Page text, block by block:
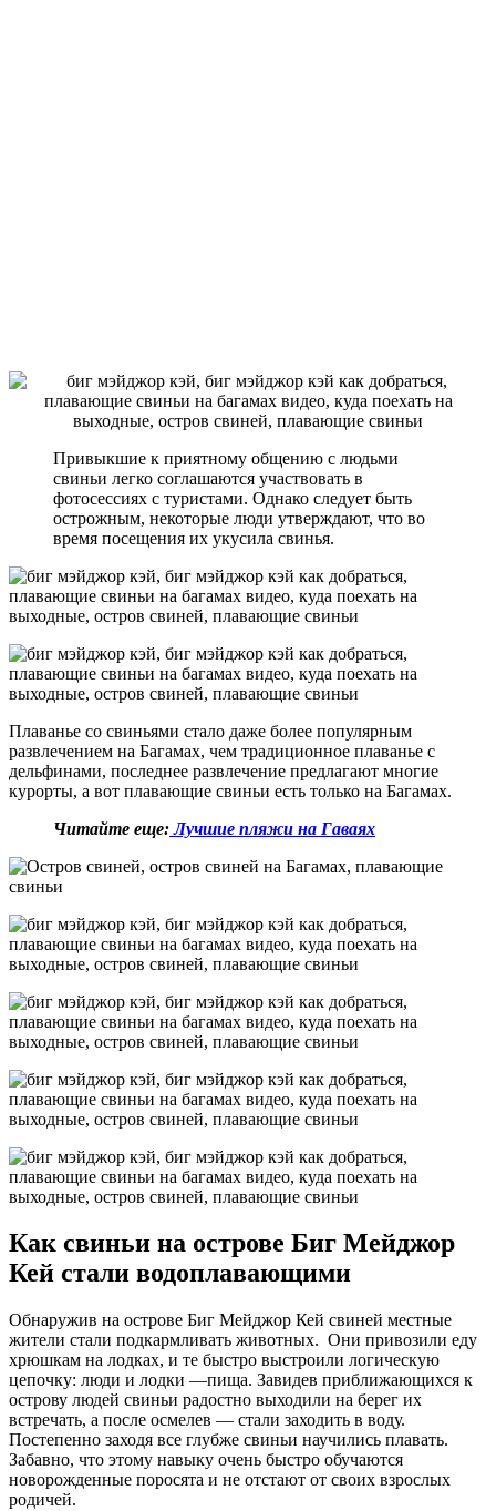
Привыкшие к приятному общению с людьми
свиньи легко соглашаются участвовать в
фотосессиях с туристами. Однако следует быть
острожным, некоторые люди утверждают, что во
время посещения их укусила свинья.
Плаванье со свиньями стало даже более популярным
развлечением на Багамах, чем традиционное плаванье с
дельфинами, последнее развлечение предлагают многие
курорты, а вот плавающие свиньи есть только на Багамах.
Читайте еще:Лучшие пляжи на Гаваях
Как свиньи на острове Биг Мейджор
Кей стали водоплавающими
Обнаружив на острове Биг Мейджор Кей свиней местные
жители стали подкармливать животных. Они привозили еду
хрюшкам на лодках, и те быстро выстроили логическую
цепочку: люди и лодки —пища. Завидев приближающихся к
острову людей свиньи радостно выходили на берег их
встречать, а после осмелев — стали заходить в воду.
Постепенно заходя все глубже свиньи научились плавать.
Забавно, что этому навыку очень быстро обучаются
новорожденные поросята и не отстают от своих взрослых
родичей.